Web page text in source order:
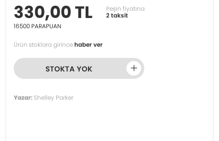
330,00 TL
Peşin fiyatına
2 taksit
16500 PARAPUAN
Ürün stoklara girincehaber ver
STOKTA YOK
Yazar: Shelley Parker